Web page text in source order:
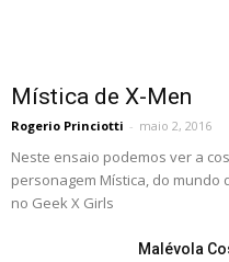
Mística de X-Men
Rogerio Princiotti - maio 2, 2016
Neste ensaio podemos ver a
personagem Mística, do mundo
no Geek X Girls
Malévola